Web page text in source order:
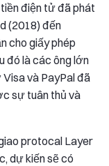
điện tử đã phát
(2018) đến
cho giấy phép
đó là các ông lớn
và PayPal đã
sự tuân thủ và
protocal Layer
dự kiến sẽ có